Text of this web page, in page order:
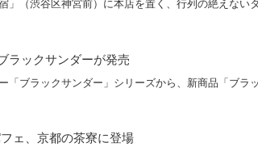
」（渋谷区神宮前）に本店を置く、行列の絶えない
ラックサンダーが発売
「ブラックサンダー」シリーズから、新商品「ブラ
ェ、京都の茶寮に登場